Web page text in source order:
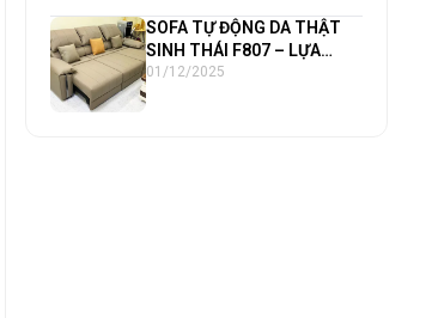
SOFA TỰ ĐỘNG DA THẬT
SINH THÁI F807 – LỰA
CHỌN HOÀN HẢO CHO
01/12/2025